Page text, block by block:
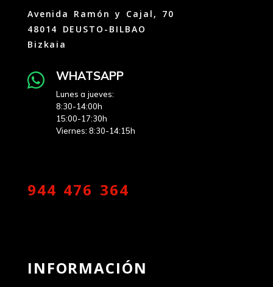
Avenida Ramón y Cajal, 70
48014 DEUSTO-BILBAO
Bizkaia
 WHATSAPP
Lunes a jueves:
8:30-14:00h
15:00-17:30h
Viernes: 8:30-14:15h
944 476 364
INFORMACIÓN